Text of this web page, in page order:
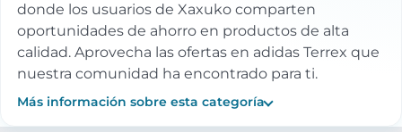
donde los usuarios de Xaxuko comparten
oportunidades de ahorro en productos de alta
calidad. Aprovecha las ofertas en adidas Terrex que
nuestra comunidad ha encontrado para ti.
Más información sobre esta categoría